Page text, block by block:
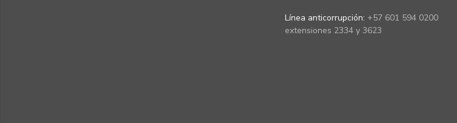
Línea anticorrupción: +57 601 594 0200
extensiones 2334 y 3623